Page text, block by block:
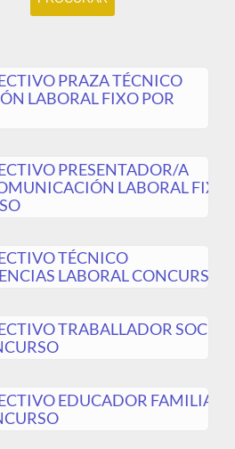
PRAZA TÉCNICO
LABORAL FIXO POR
PRESENTADOR/A
LABORAL FIXO
TÉCNICO
LABORAL CONCURSO
TRABALLADOR SOCIAL
EDUCADOR FAMILIAR